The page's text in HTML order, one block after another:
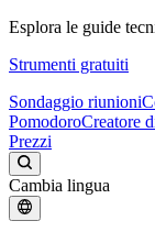
Esplora le guide
Strumenti gratuiti
Sondaggio riunioni
PomodoroCreatore
Prezzi
Cambia lingua